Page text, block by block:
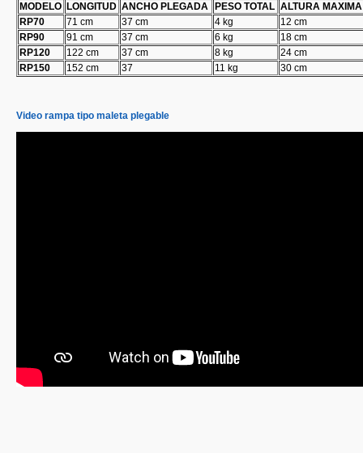
MODELO LONGITUD ANCHO PLEGADA PESO TOTAL ALTURA
RP70
71 cm 37 cm 4 kg
12 cm
RP90
91 cm 37 cm 6 kg
18 cm
RP120
122 cm 37 cm 8 kg
24 cm
RP150
152 cm 37 11 kg 30 cm
Video rampa tipo maleta plegable